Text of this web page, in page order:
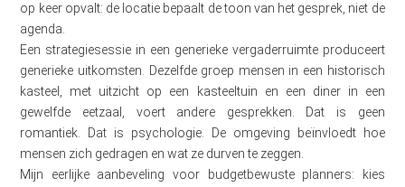
op keer opvalt: de locatie bepaalt de toon van het gesprek, niet de
agenda.
Een strategiesessie in een generieke vergaderruimte produceert
generieke uitkomsten. Dezelfde groep mensen in een historisch
kasteel, met uitzicht op een kasteeltuin en een diner in een
gewelfde eetzaal, voert andere gesprekken. Dat is geen
romantiek. Dat is psychologie. De omgeving beïnvloedt hoe
mensen zich gedragen en wat ze durven te zeggen.
Mijn eerlijke aanbeveling voor budgetbewuste planners: kies